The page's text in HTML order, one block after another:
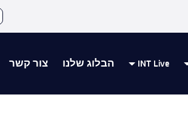
INT Live הבלוג שלנו צור קשר